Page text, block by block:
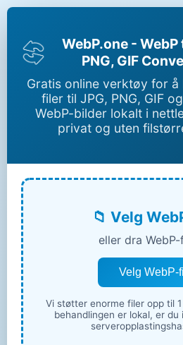
WebP.one - WebP
PNG, GIF
Gratis online verktøy for
filer til JPG, PNG, GIF
WebP-bilder lokalt i
privat og uten
📁 Velg
eller dra
Velg WebP-
Vi støtter enorme filer opp til
behandlingen er lokal, er du